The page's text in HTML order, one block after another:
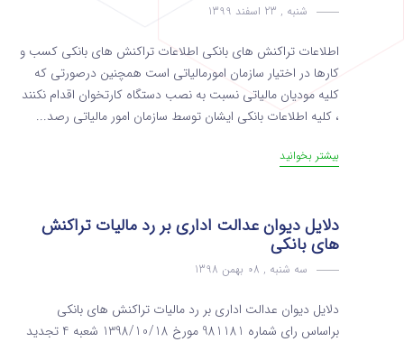
شنبه , 23 اسفند 1399
اطلاعات تراکنش های بانکی اطلاعات تراکنش های بانکی‌ کسب و
کار‌ها در اختیار سازمان امورمالیاتی است همچنین درصورتی که
کلیه مودیان مالیاتی نسبت به نصب دستگاه کارتخوان اقدام نکنند
، کلیه اطلاعات بانکی ایشان توسط سازمان امور مالیاتی رصد...
بیشتر بخوانید
دلایل دیوان عدالت اداری بر رد مالیات تراکنش
های بانکی
سه شنبه , 08 بهمن 1398
دلایل دیوان عدالت اداری بر رد مالیات تراکنش های بانکی
براساس رای شماره 981181 مورخ 1398/10/18 شعبه 4 تجدید